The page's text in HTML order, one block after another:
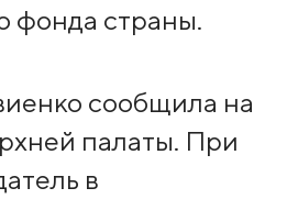
фонда страны.
сообщила на
палаты. При
в